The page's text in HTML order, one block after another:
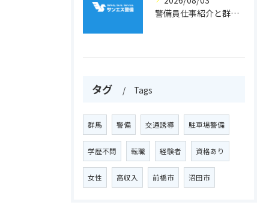
警備員仕事紹介と群馬県利根郡川場村での収入や雇用条件を徹底解説
タグ Tags
群馬 警備 交通誘導 駐車場警備
学歴不問 転職 経験者 資格あり
女性 高収入 前橋市 沼田市